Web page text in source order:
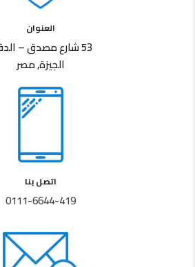
العنوان
53 شارع مصدق – الدقى
الجيزة, مصر
اتصل بنا
0111-6644-419